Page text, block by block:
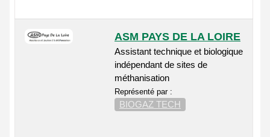
ASM PAYS DE LA LOIRE
Assistant technique et biologique
indépendant de sites de
méthanisation
Représenté par :
BIOGAZ TECH